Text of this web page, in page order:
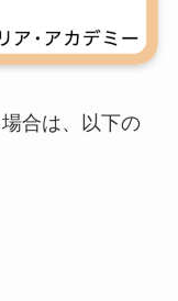
合は、以下の